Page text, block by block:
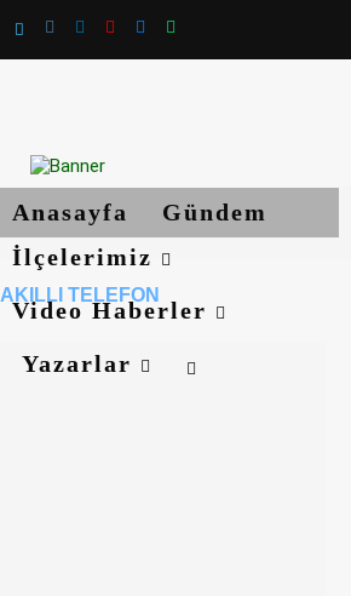
Anasayfa
Gündem
İlçelerimiz
Video Haberler
Yazarlar
AKILLI TELEFON